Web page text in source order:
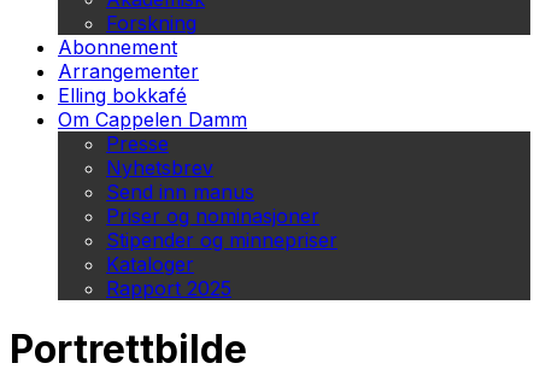
Forskning
Abonnement
Arrangementer
Elling bokkafé
Om Cappelen Damm
Presse
Nyhetsbrev
Send inn manus
Priser og nominasjoner
Stipender og minnepriser
Kataloger
Rapport 2025
Portrettbilde